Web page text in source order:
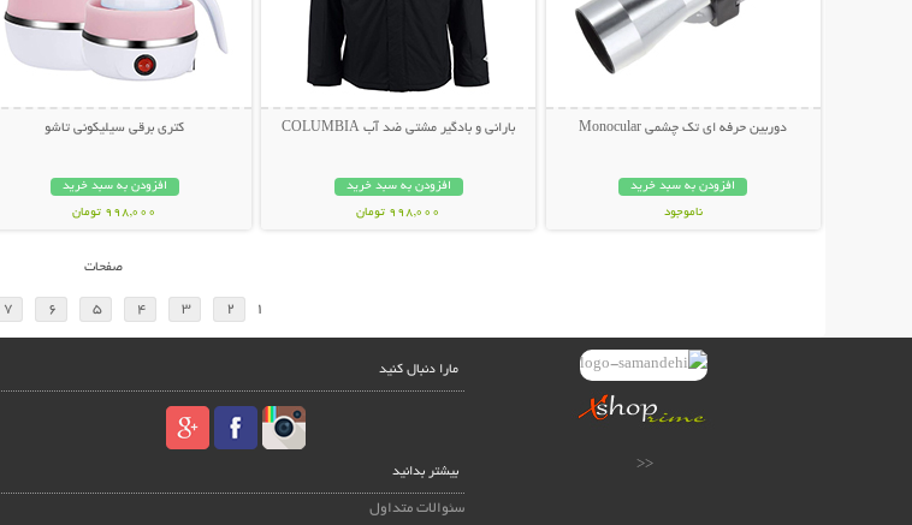
دوربین حرفه ای تک چشمی Monocular
افزودن به سبد خرید
ناموجود
بارانی و بادگیر مشتی ضد آب COLUMBIA
افزودن به سبد خرید
998,000 تومان
کتری برقی سیلیکونی تاشو
افزودن به سبد خرید
998,000 تومان
صفحات
1
2
3
4
5
6
7
<<
مارا دنبال کنید
بیشتر بدانید
سئوالات متداول